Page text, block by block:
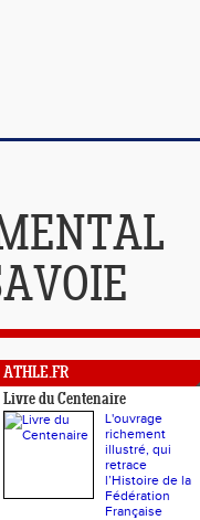
ATHLE.FR
Livre du Centenaire
L'ouvrage
richement
illustré, qui
retrace
l’Histoire de la
Fédération
Française